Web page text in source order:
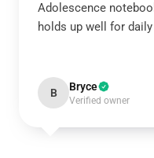
Adolescence
holds up well for
B Bryce
Verified owner